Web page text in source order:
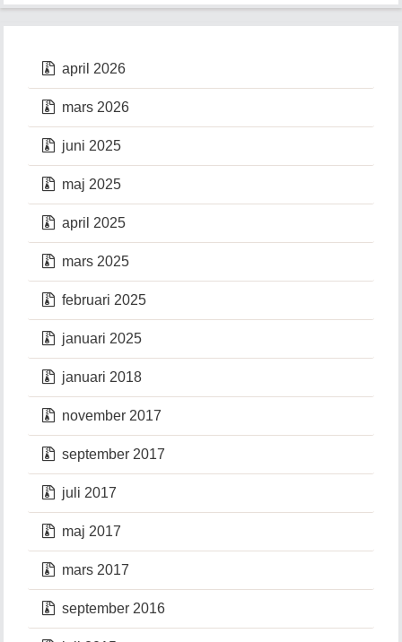
april 2026
mars 2026
juni 2025
maj 2025
april 2025
mars 2025
februari 2025
januari 2025
januari 2018
november 2017
september 2017
juli 2017
maj 2017
mars 2017
september 2016